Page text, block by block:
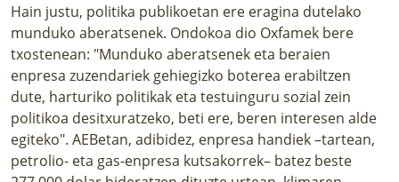
Hain justu, politika publikoetan ere eragina dutelako
munduko aberatsenek. Ondokoa dio Oxfamek bere
txostenean: "Munduko aberatsenek eta beraien
enpresa zuzendariek gehiegizko boterea erabiltzen
dute, harturiko politikak eta testuinguru sozial zein
politikoa desitxuratzeko, beti ere, beren interesen alde
egiteko". AEBetan, adibidez, enpresa handiek –tartean,
petrolio- eta gas-enpresa kutsakorrek– batez beste